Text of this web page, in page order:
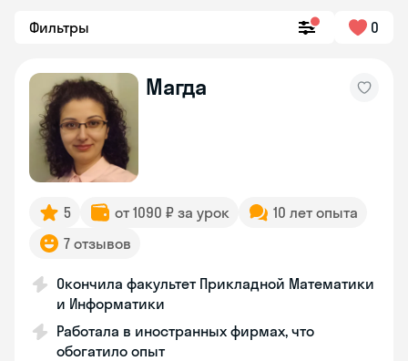
Фильтры 0
Магда
5 от 1090 ₽ за урок
10 лет опыта
7 отзывов
Окончила факультет Прикладной Математики
и Информатики
Работала в иностранных фирмах, что
обогатило опыт